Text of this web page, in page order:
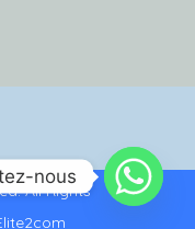
All Rights
nous